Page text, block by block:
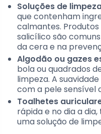
Soluções de
que contenham
calmantes.
salicílico são
da cera e na
Algodão ou gazes
bola ou quadrados
limpeza. A
com a pele sensível
Toalhetes
rápida e no dia a
uma solução de